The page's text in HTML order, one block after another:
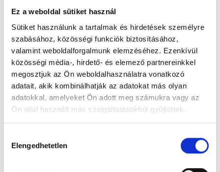
Ez a weboldal sütiket használ
Sütiket használunk a tartalmak és hirdetések személyre
szabásához, közösségi funkciók biztosításához,
valamint weboldalforgalmunk elemzéséhez. Ezenkívül
közösségi média-, hirdető- és elemező partnereinkkel
megosztjuk az Ön weboldalhasználatra vonatkozó
adatait, akik kombinálhatják az adatokat más olyan
adatokkal, amelyeket Ön adott meg számukra vagy az
Ön által használt más szolgáltatásokból gyűjtöttek.
kiválasztása
Elengedhetetlen
Figyelem! Módosul a Pécsi Köztemető
A tartós hőhullám miatt bevezetett
takarékossági intézkedések részeként módosul
a Pécsi Köztemető ügyfélszolgálatának
nyitvatartása: 2026. augusztus 3–8. között,
hétfőtől szombatig 12 óráig várják az ügyfeleket.
Tovább